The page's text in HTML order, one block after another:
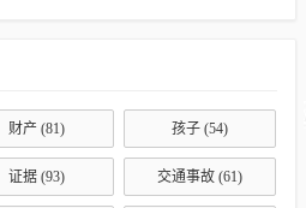
财产 (81) 孩子(54)
证据 (93) 交通事故(61)